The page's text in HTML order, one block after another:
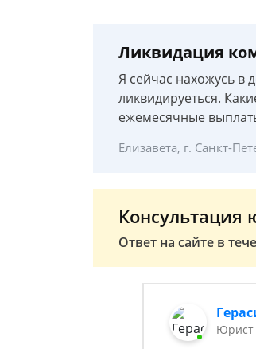
Ликвидация
Я сейчас нахожусь в
ликвидируеться.
ежемесячные
Елизавета, г. Санкт-
Консультация
Ответ на сайте в
Юрист